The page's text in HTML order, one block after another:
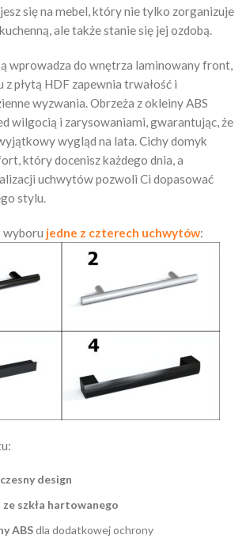
się na mebel, który nie tylko zorganizuje
ale także stanie się jej ozdobą.
wprowadza do wnętrza laminowany front,
z płytą HDF zapewnia trwałość i
wyzwania. Obrzeża z okleiny ABS
wilgocią i zarysowaniami, gwarantując, że
wygląd na lata. Cichy domyk
który docenisz każdego dnia, a
uchwytów pozwoli Ci dopasować
stylu.
wyboru jedne z czterech uchwytów:
design
szkła hartowanego
ABSdla dodatkowej ochrony